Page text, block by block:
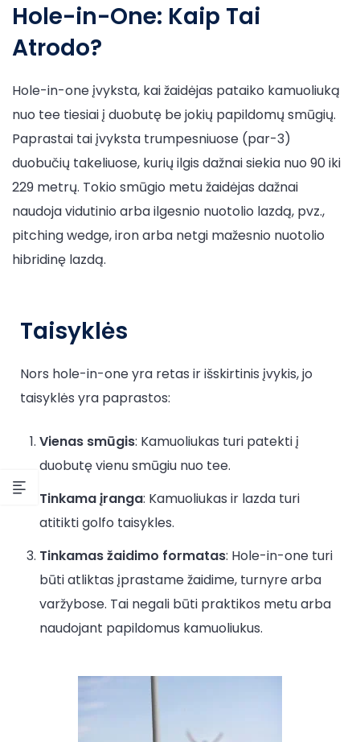
Hole-in-One: Kaip Tai
Atrodo?
Hole-in-one įvyksta, kai žaidėjas pataiko kamuoliuką
nuo tee tiesiai į duobutę be jokių papildomų smūgių.
Paprastai tai įvyksta trumpesniuose (par-3)
duobučių takeliuose, kurių ilgis dažnai siekia nuo 90 iki
229 metrų. Tokio smūgio metu žaidėjas dažnai
naudoja vidutinio arba ilgesnio nuotolio lazdą, pvz.,
pitching wedge, iron arba netgi mažesnio nuotolio
hibridinę lazdą.
Taisyklės
Nors hole-in-one yra retas ir išskirtinis įvykis, jo
taisyklės yra paprastos:
Vienas smūgis: Kamuoliukas turi patekti į
duobutę vienu smūgiu nuo tee.
Tinkama įranga: Kamuoliukas ir lazda turi
atitikti golfo taisykles.
Tinkamas žaidimo formatas: Hole-in-one turi
būti atliktas įprastame žaidime, turnyre arba
varžybose. Tai negali būti praktikos metu arba
naudojant papildomus kamuoliukus.